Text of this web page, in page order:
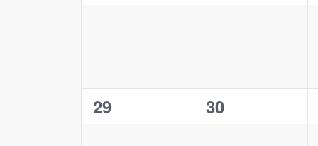
0
29
0
30